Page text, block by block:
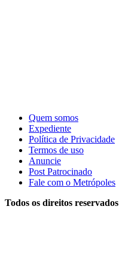
Quem somos
Expediente
Política de Privacidade
Termos de uso
Anuncie
Post Patrocinado
Fale com o Metrópoles
Todos os direitos reservados